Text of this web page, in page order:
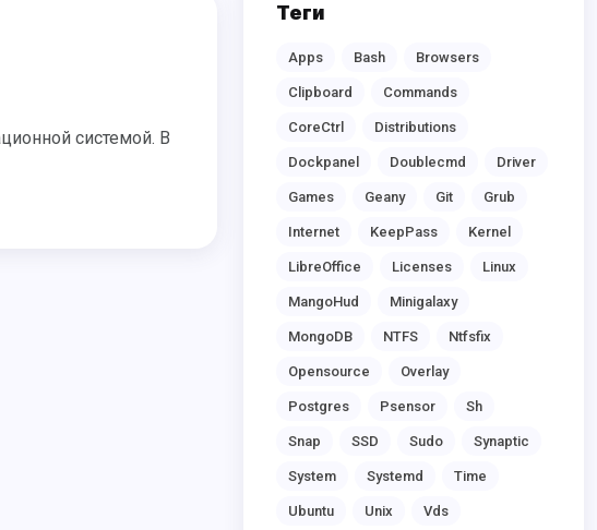
Теги
Apps Bash Browsers
Clipboard Commands
CoreCtrl Distributions
Dockpanel Doublecmd Driver
Games Geany Git Grub
Internet KeepPass Kernel
LibreOffice Licenses Linux
MangoHud Minigalaxy
MongoDB NTFS Ntfsfix
Opensource Overlay
Postgres Psensor Sh
Snap SSD Sudo Synaptic
System Systemd Time
Ubuntu Unix Vds